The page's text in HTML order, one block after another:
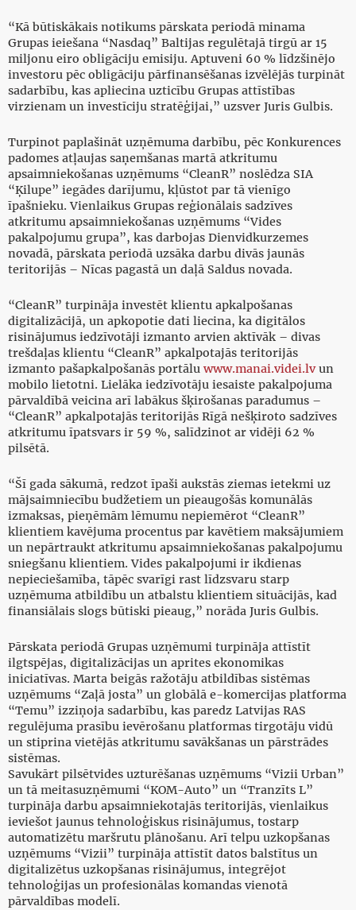
“Kā būtiskākais notikums pārskata periodā minama
Grupas ieiešana “Nasdaq” Baltijas regulētajā tirgū ar 15
miljonu eiro obligāciju emisiju. Aptuveni 60 % līdzšinējo
investoru pēc obligāciju pārfinansēšanas izvēlējās turpināt
sadarbību, kas apliecina uzticību Grupas attīstības
virzienam un investīciju stratēģijai,” uzsver Juris Gulbis.
Turpinot paplašināt uzņēmuma darbību, pēc Konkurences
padomes atļaujas saņemšanas martā atkritumu
apsaimniekošanas uzņēmums “CleanR” noslēdza SIA
“Ķilupe” iegādes darījumu, kļūstot par tā vienīgo
īpašnieku. Vienlaikus Grupas reģionālais sadzīves
atkritumu apsaimniekošanas uzņēmums “Vides
pakalpojumu grupa”, kas darbojas Dienvidkurzemes
novadā, pārskata periodā uzsāka darbu divās jaunās
teritorijās – Nīcas pagastā un daļā Saldus novada.
“CleanR” turpināja investēt klientu apkalpošanas
digitalizācijā, un apkopotie dati liecina, ka digitālos
risinājumus iedzīvotāji izmanto arvien aktīvāk – divas
trešdaļas klientu “CleanR” apkalpotajās teritorijās
izmanto pašapkalpošanās portālu www.manai.videi.lvun
mobilo lietotni. Lielāka iedzīvotāju iesaiste pakalpojuma
pārvaldībā veicina arī labākus šķirošanas paradumus –
“CleanR” apkalpotajās teritorijās Rīgā nešķiroto sadzīves
atkritumu īpatsvars ir 59 %, salīdzinot ar vidēji 62 %
pilsētā.
“Šī gada sākumā, redzot īpaši aukstās ziemas ietekmi uz
mājsaimniecību budžetiem un pieaugošās komunālās
izmaksas, pieņēmām lēmumu nepiemērot “CleanR”
klientiem kavējuma procentus par kavētiem maksājumiem
un nepārtraukt atkritumu apsaimniekošanas pakalpojumu
sniegšanu klientiem. Vides pakalpojumi ir ikdienas
nepieciešamība, tāpēc svarīgi rast līdzsvaru starp
uzņēmuma atbildību un atbalstu klientiem situācijās, kad
finansiālais slogs būtiski pieaug,” norāda Juris Gulbis.
Pārskata periodā Grupas uzņēmumi turpināja attīstīt
ilgtspējas, digitalizācijas un aprites ekonomikas
iniciatīvas. Marta beigās ražotāju atbildības sistēmas
uzņēmums “Zaļā josta” un globālā e-komercijas platforma
“Temu” izziņoja sadarbību, kas paredz Latvijas RAS
regulējuma prasību ievērošanu platformas tirgotāju vidū
un stiprina vietējās atkritumu savākšanas un pārstrādes
sistēmas.
Savukārt pilsētvides uzturēšanas uzņēmums “Vizii Urban”
un tā meitasuzņēmumi “KOM-Auto” un “Tranzīts L”
turpināja darbu apsaimniekotajās teritorijās, vienlaikus
ieviešot jaunus tehnoloģiskus risinājumus, tostarp
automatizētu maršrutu plānošanu. Arī telpu uzkopšanas
uzņēmums “Vizii” turpināja attīstīt datos balstītus un
digitalizētus uzkopšanas risinājumus, integrējot
tehnoloģijas un profesionālas komandas vienotā
pārvaldības modelī.